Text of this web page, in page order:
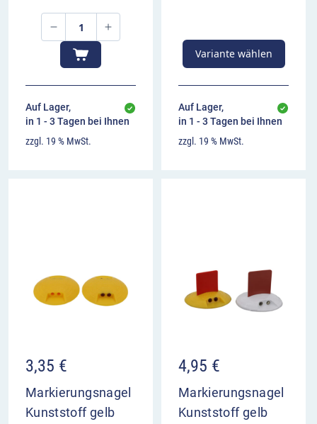
Auf Lager,
in 1 - 3 Tagen bei Ihnen
zzgl. 19 % MwSt.
Variante wählen
Auf Lager,
in 1 - 3 Tagen bei Ihnen
zzgl. 19 % MwSt.
3,35 €
Markierungsnagel
Kunststoff gelb
4,95 €
Markierungsnagel
Kunststoff gelb